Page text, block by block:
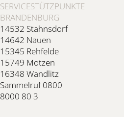
SERVICESTÜTZPUNKTE
BRANDENBURG
14532 Stahnsdorf
14642 Nauen
15345 Rehfelde
15749 Motzen
16348 Wandlitz
Sammelruf 0800
8000 80 3